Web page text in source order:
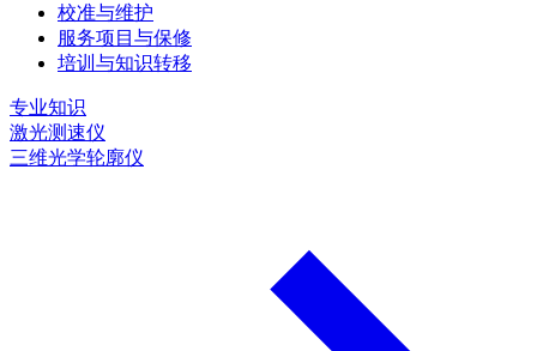
校准与维护
服务项目与保修
培训与知识转移
专业知识
激光测速仪
三维光学轮廓仪